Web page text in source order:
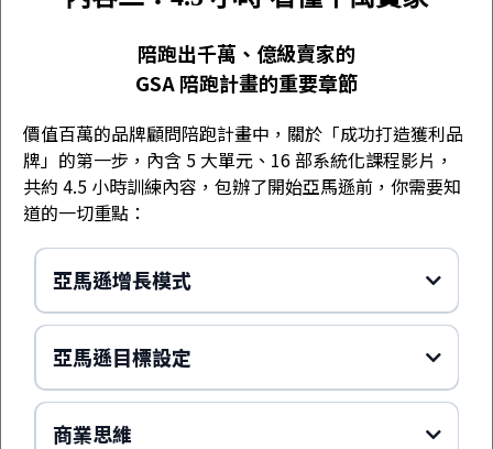
陪跑出千萬、億級賣家的
GSA 陪跑計畫的重要章節
價值百萬的品牌顧問陪跑計畫中，關於「成功打造獲利品
牌」的第一步，內含 5 大單元、16 部系統化課程影片，
共約 4.5 小時訓練內容，包辦了開始亞馬遜前，你需要知
道的一切重點：
亞馬遜增長模式
亞馬遜目標設定
商業思維